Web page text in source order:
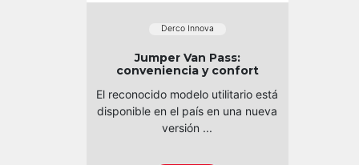
Derco Innova
Jumper Van Pass:
conveniencia y confort
El reconocido modelo utilitario está
disponible en el país en una nueva
versión ...